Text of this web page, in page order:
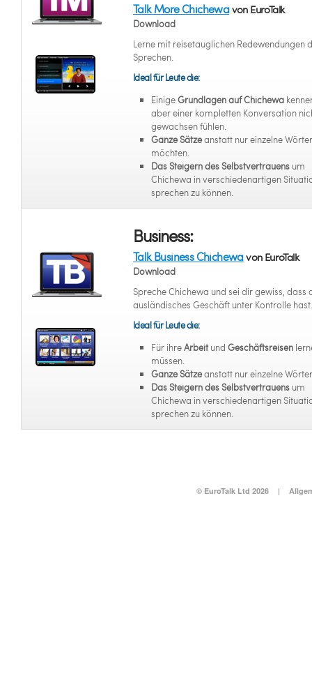
Talk More Chichewavon EuroTalk
Download
Lerne mit reisetauglichen Redewendungen
Sprechen.
Ideal für Leute die:
EinigeGrundlagen auf Chichewa
aber einer kompletten Konversation
gewachsen fühlen.
Ganze Sätzeanstatt nur einzelne
möchten.
Das Steigern des Selbstvertrauens um
Chichewa in verschiedenartigen
sprechen zu können.
Business:
Talk Business Chichewavon EuroTalk
Download
Spreche Chichewa und sei dir gewiss, dass
ausländisches Geschäft unter Kontrolle hast.
Ideal für Leute die:
Für ihreArbeit und Geschäftsreisen
müssen.
Ganze Sätzeanstatt nur einzelne
Das Steigern des Selbstvertrauens um
Chichewa in verschiedenartigen
sprechen zu können.
© EuroTalk Ltd 2026 |